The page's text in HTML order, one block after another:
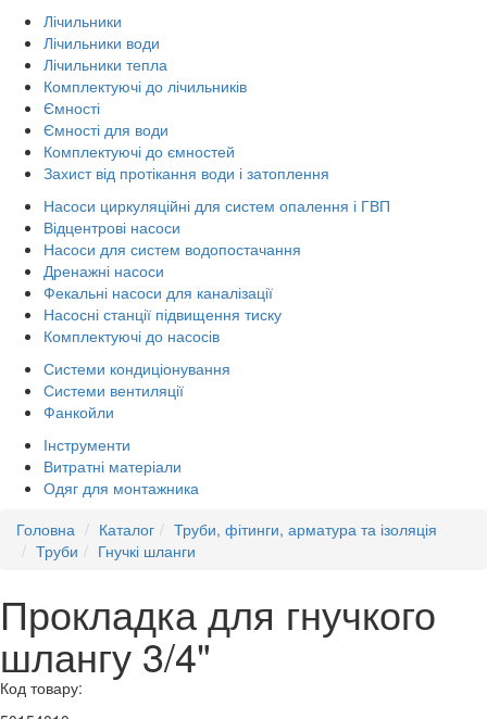
Лічильники
Лічильники води
Лічильники тепла
Комплектуючі до лічильників
Ємності
Ємності для води
Комплектуючі до ємностей
Захист від протікання води і затоплення
Насоси циркуляційні для систем опалення і ГВП
Відцентрові насоси
Насоси для систем водопостачання
Дренажні насоси
Фекальні насоси для каналізації
Насосні станції підвищення тиску
Комплектуючі до насосів
Системи кондиціонування
Системи вентиляції
Фанкойли
Інструменти
Витратні матеріали
Одяг для монтажника
Головна
Каталог
Труби, фітинги, арматура та ізоляція
Труби
Гнучкі шланги
Прокладка для гнучкого
шлангу 3/4"
Код товару: